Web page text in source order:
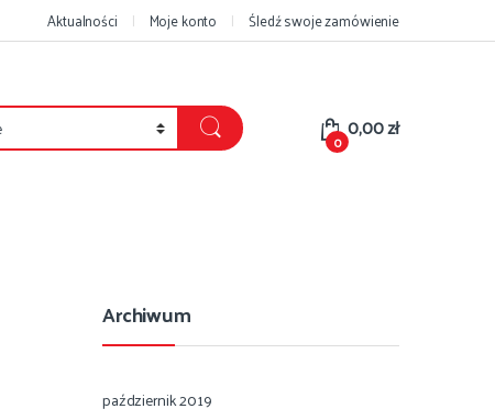
Aktualności Moje konto Śledź swoje zamówienie
0 0,00zł
Archiwum
październik 2019